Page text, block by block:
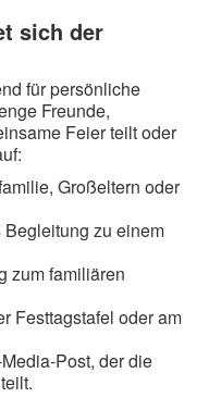
sich der
für persönliche
Freunde,
Feier teilt oder
Großeltern oder
zu einem
zum familiären
Festtagstafel oder am
Post, der die